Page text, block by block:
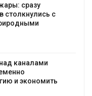
сразу
столкнулись с
каналами
и экономить